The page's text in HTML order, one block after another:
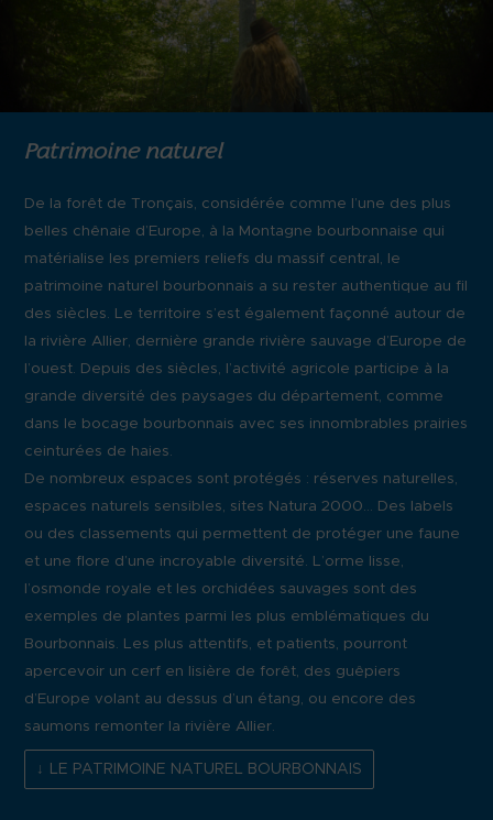
Patrimoine naturel
De la forêt de Tronçais, considérée comme l’une des plus
belles chênaie d’Europe, à la Montagne bourbonnaise qui
matérialise les premiers reliefs du massif central, le
patrimoine naturel bourbonnais a su rester authentique au fil
des siècles. Le territoire s’est également façonné autour de
la rivière Allier, dernière grande rivière sauvage d’Europe de
l’ouest. Depuis des siècles, l’activité agricole participe à la
grande diversité des paysages du département, comme
dans le bocage bourbonnais avec ses innombrables prairies
ceinturées de haies.
De nombreux espaces sont protégés : réserves naturelles,
espaces naturels sensibles, sites Natura 2000… Des labels
ou des classements qui permettent de protéger une faune
et une flore d’une incroyable diversité. L’orme lisse,
l’osmonde royale et les orchidées sauvages sont des
exemples de plantes parmi les plus emblématiques du
Bourbonnais. Les plus attentifs, et patients, pourront
apercevoir un cerf en lisière de forêt, des guêpiers
d’Europe volant au dessus d’un étang, ou encore des
saumons remonter la rivière Allier.
LE PATRIMOINE NATUREL BOURBONNAIS